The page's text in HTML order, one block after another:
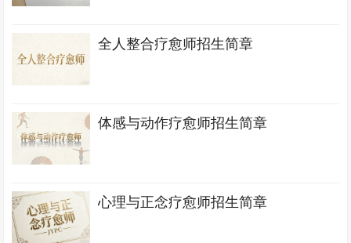
全人整合疗愈师招生简章
体感与动作疗愈师招生简章
心理与正念疗愈师招生简章